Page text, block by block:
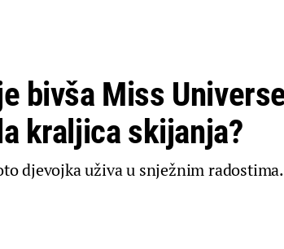
bivša Miss
kraljica skijanja?
djevojka uživa u snježnim radostima.